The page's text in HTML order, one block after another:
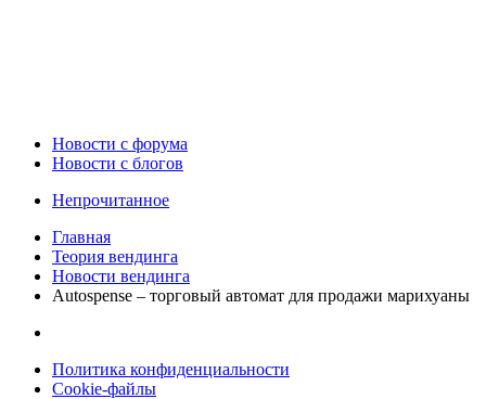
Новости c форума
Новости с блогов
Непрочитанное
Главная
Теория вендинга
Новости вендинга
Autospense – торговый автомат для продажи марихуаны
Политика конфиденциальности
Cookie-файлы